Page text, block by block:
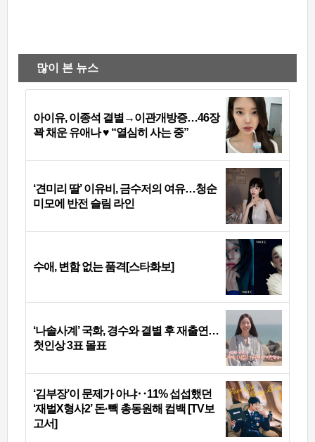
많이 본 뉴스
아이유, 이종석 결별→이관개방증…46장
꽉 채운 유애나 ♥ “열심히 사는 중”
‘견미리 딸’ 이유비, 금수저의 여유…청순
미모에 반전 슬림 라인
수애, 변함 없는 품격[스타화보]
‘나솔사계’ 국화, 경수와 결별 후 재출연…
첫인상 3표 몰표
‘김부장’이 문제가 아냐‥11% 섭섭했던
‘재벌X형사2’ 돈·빽 총동원해 컴백 [TV보
고서]